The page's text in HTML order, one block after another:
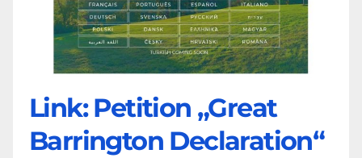
Link: Petition „Great
Barrington Declaration“